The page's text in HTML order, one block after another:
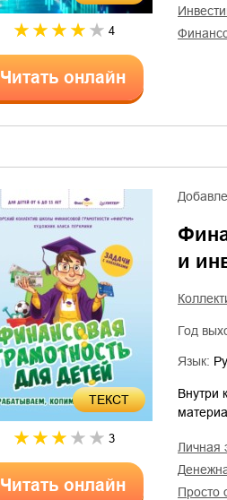
4
Читать онлайн
ТЕКСТ
3
Читать онлайн
и
Год
Язык:
Внутри